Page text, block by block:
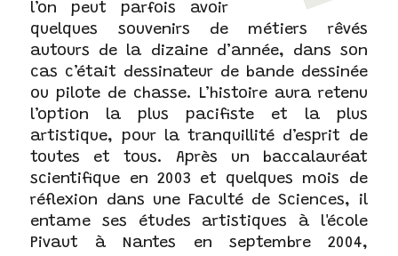
l’on peut parfois avoir
quelques souvenirs de métiers rêvés
autours de la dizaine d’année, dans son
cas c’était dessinateur de bande dessinée
ou pilote de chasse. L’histoire aura retenu
l’option la plus pacifiste et la plus
artistique, pour la tranquillité d’esprit de
toutes et tous. Après un baccalauréat
scientifique en 2003 et quelques mois de
réflexion dans une Faculté de Sciences, il
entame ses études artistiques à l'école
Pivaut à Nantes en septembre 2004,